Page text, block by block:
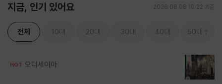
지금, 인기 있어요 2026.08.08 10:22 기준
전체 10대 20대 30대 40대 50대
HOT 오디세이아